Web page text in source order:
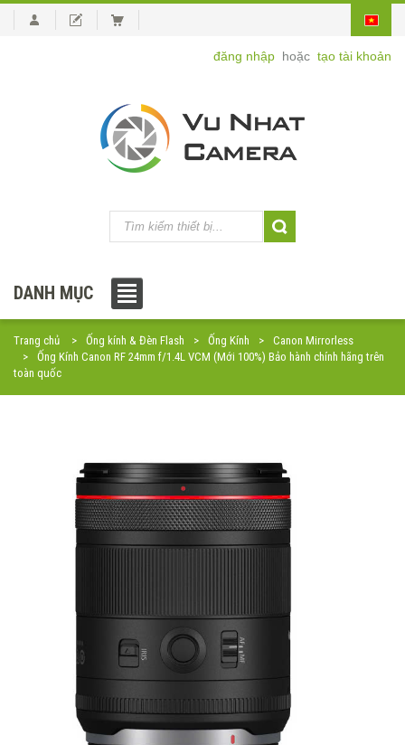
đăng nhập hoặc tạo tài khoản
DANH MỤC
Trang chủ Ống kính & Đèn Flash Ống Kính
Canon Mirrorless
Ống Kính Canon RF 24mm f/1.4L VCM (Mới 100%) Bảo hành chính hãng trên
toàn quốc